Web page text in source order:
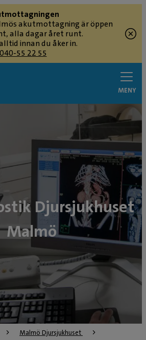
akutmottagning är öppen
alla dagar året runt.
innan du åker in.
040-55 22 55
MENY
Djursjukhuset
Malmö
Malmö Djursjukhuset